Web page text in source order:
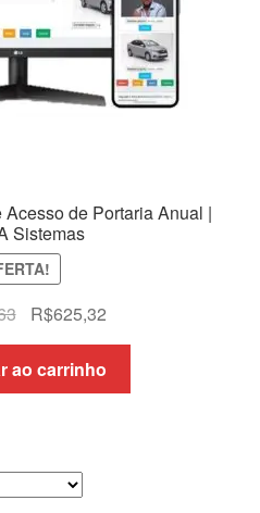
de Portaria Anual |
Sistemas
O
preço
original
era:
R$625,32
preço
é:
ao carrinho